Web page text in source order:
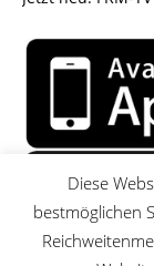
Diese
bestmöglichen